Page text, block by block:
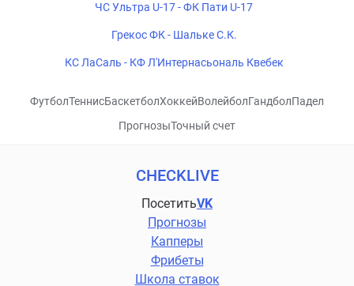
ЧС Ультра U-17 - ФК Пати U-17
Грекос ФК - Шальке С.К.
КС ЛаСаль - КФ Л'Интернасьональ Квебек
ФутболТеннисБаскетболХоккейВолейболГандболПадел
ПрогнозыТочный счет
CHECKLIVE
ПосетитьVK
Прогнозы
Капперы
Фрибеты
Школа ставок